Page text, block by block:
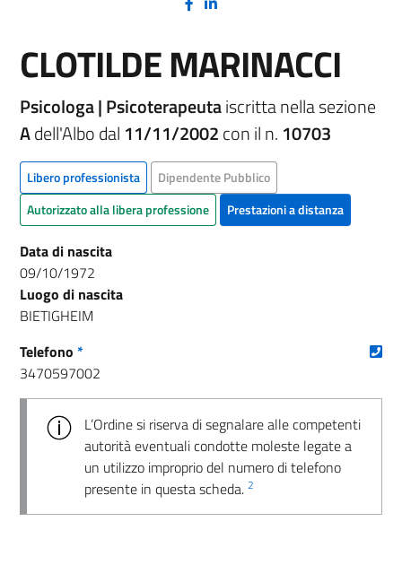
CLOTILDE MARINACCI
Psicologa | Psicoterapeutaiscritta nella sezione
Adell'Albo dal 11/11/2002con il n. 10703
Libero professionista
Dipendente Pubblico
Autorizzato alla libera professione
Prestazioni a distanza
Data di nascita
09/10/1972
Luogo di nascita
BIETIGHEIM
Telefono *
3470597002
L’Ordine si riserva di segnalare alle competenti
autorità eventuali condotte moleste legate a
un utilizzo improprio del numero di telefono
presente in questa scheda. 2